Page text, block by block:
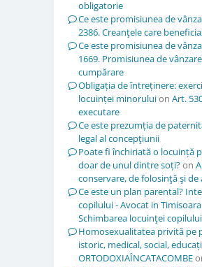
obligatorie
Ce este promisiunea de
2386. Creanţele care
Ce este promisiunea de
1669. Promisiunea de
cumpărare
Obligația de întreținere:
locuinței minoruluion Art.
executare
Ce este prezumția de
legal al concepţiunii
Poate fi închiriată o locuință
doar de unul dintre soți?on
conservare, de folosinţă şi
Ce este un plan parental?
copilului - Avocat in Timisoara
Schimbarea locuinţei copilului
Homosexualitatea privită pe
istoric, medical, social,
ORTODOXIAÎNCATACOMBE